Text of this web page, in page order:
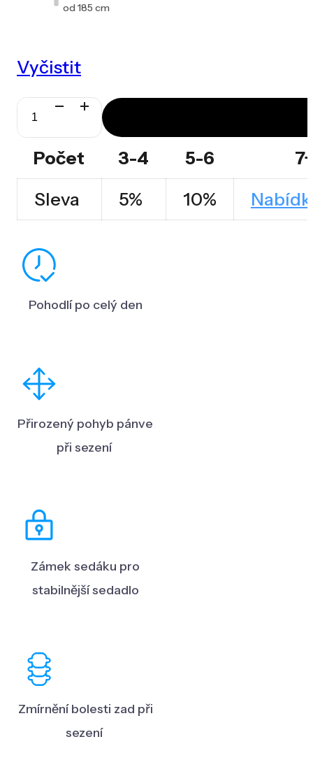
od 185 cm
Vyčistit
Spinergo
Active
množství
Počet 3-4 5-6
7+
Sleva
5% 10%
Pohodlí po celý den
Přirozený pohyb pánve
při sezení
Zámek sedáku pro
stabilnější sedadlo
Zmírnění bolesti zad při
sezení